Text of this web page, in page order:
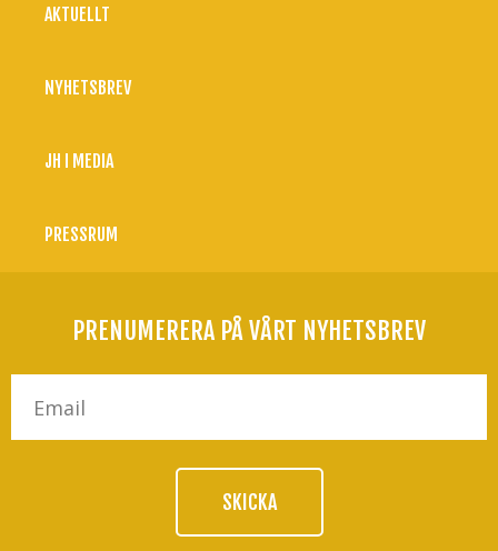
AKTUELLT
NYHETSBREV
JH I MEDIA
PRESSRUM
PRENUMERERA PÅ VÅRT NYHETSBREV
SKICKA